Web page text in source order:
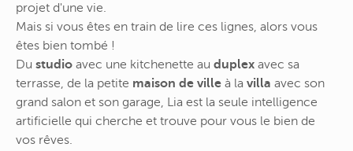
projet d'une vie.
Mais si vous êtes en train de lire ces lignes, alors vous
êtes bien tombé !
Du studio avec une kitchenette au duplex avec sa
terrasse, de la petite maison de ville à la villa avec son
grand salon et son garage, Lia est la seule intelligence
artificielle qui cherche et trouve pour vous le bien de
vos rêves.